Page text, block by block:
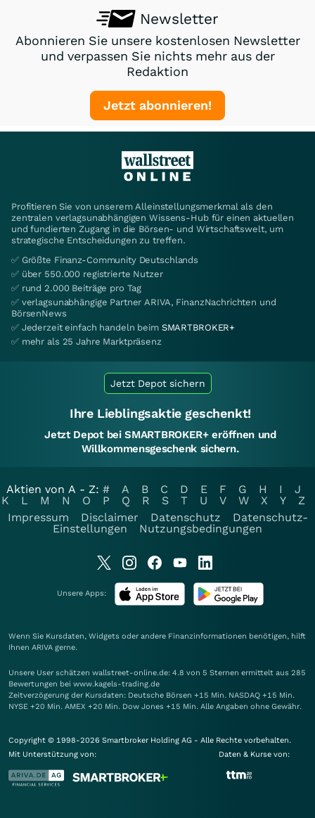
Newsletter
Abonnieren Sie unsere kostenlosen Newsletter
und verpassen Sie nichts mehr aus der
Redaktion
Jetzt abonnieren!
Profitieren Sie von unserem Alleinstellungsmerkmal als den
zentralen verlagsunabhängigen Wissens-Hub für einen aktuellen
und fundierten Zugang in die Börsen- und Wirtschaftswelt, um
strategische Entscheidungen zu treffen.
✅ Größte Finanz-Community Deutschlands
✅ über 550.000 registrierte Nutzer
✅ rund 2.000 Beiträge pro Tag
✅ verlagsunabhängige Partner ARIVA, FinanzNachrichten und
BörsenNews
✅ Jederzeit einfach handeln beim SMARTBROKER+
✅ mehr als 25 Jahre Marktpräsenz
Jetzt Depot sichern
Ihre Lieblingsaktie geschenkt!
Jetzt Depot bei SMARTBROKER+ eröffnen und
Willkommensgeschenk sichern.
Aktien von A - Z: # A B C D E F G H I
J
K
L M N O P Q R S T U V W X Y
Z
Impressum
Disclaimer Datenschutz
Datenschutz-
Einstellungen
Nutzungsbedingungen
Unsere Apps:
Wenn Sie Kursdaten, Widgets oder andere Finanzinformationen benötigen, hilft
Ihnen ARIVA gerne.
Unsere User schätzen wallstreet-online.de: 4.8 von 5 Sternen ermittelt aus 285
Bewertungen bei www.kagels-trading.de
Zeitverzögerung der Kursdaten: Deutsche Börsen +15 Min. NASDAQ +15 Min.
NYSE +20 Min. AMEX +20 Min. Dow Jones +15 Min. Alle Angaben ohne Gewähr.
Copyright © 1998-2026 Smartbroker Holding AG - Alle Rechte vorbehalten.
Mit Unterstützung von:
Daten & Kurse von: